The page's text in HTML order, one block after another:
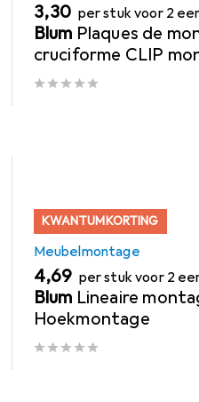
EUR
3,30 per stuk voor 2
Blum Plaques de
cruciforme CLIP
KWANTUMKORTING
Meubelmontage
EUR
4,69 per stuk voor 2
Blum Lineaire
Hoekmontage